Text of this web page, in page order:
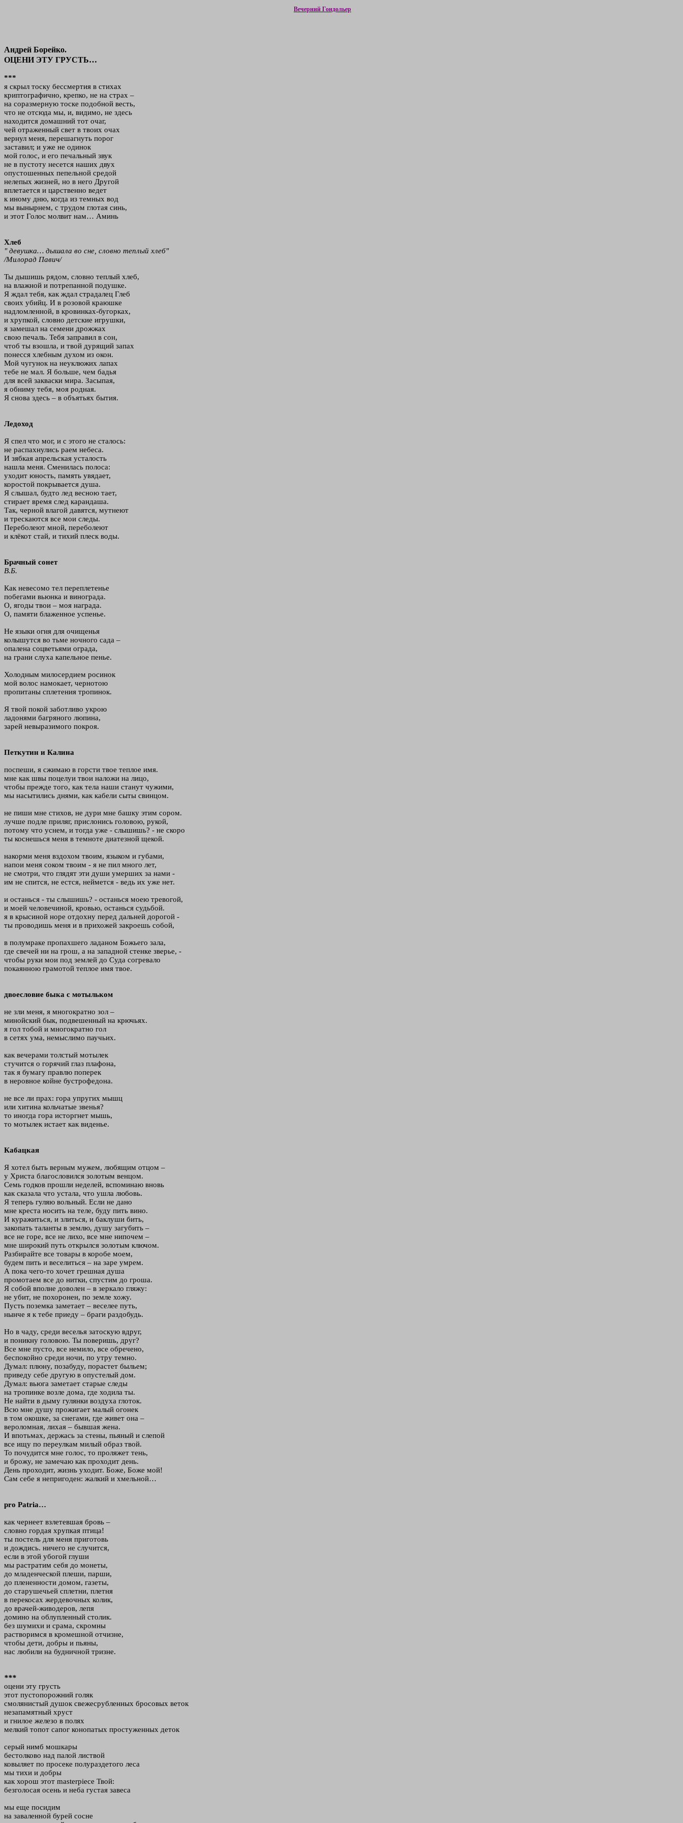
Вечерний Гондольер
Андрей Борейко.
ОЦЕНИ ЭТУ ГРУСТЬ…
***
я скрыл тоску бессмертия в стихах
криптографично, крепко, не на страх –
на соразмерную тоске подобной весть,
что не отсюда мы, и, видимо, не здесь
находится домашний тот очаг,
чей отраженный свет в твоих очах
вернул меня, перешагнуть порог
заставил; и уже не одинок
мой голос, и его печальный звук
не в пустоту несется наших двух
опустошенных пепельной средой
нелепых жизней, но в него Другой
вплетается и царственно ведет
к иному дню, когда из темных вод
мы вынырнем, с трудом глотая синь,
и этот Голос молвит нам… Аминь
Хлеб
" девушка… дышала во сне, словно теплый хлеб"
/Милорад Павич/
Ты дышишь рядом, словно теплый хлеб,
на влажной и потрепанной подушке.
Я ждал тебя, как ждал страдалец Глеб
своих убийц. И в розовой краюшке
надломленной, в кровинках-бугорках,
и хрупкой, словно детские игрушки,
я замешал на семени дрожжах
свою печаль. Тебя заправил в сон,
чтоб ты взошла, и твой дурящий запах
понесся хлебным духом из окон.
Мой чугунок на неуклюжих лапах
тебе не мал. Я больше, чем бадья
для всей закваски мира. Засыпая,
я обниму тебя, моя родная.
Я снова здесь – в объятьях бытия.
Ледоход
Я спел что мог, и с этого не сталось:
не распахнулись раем небеса.
И зябкая апрельская усталость
нашла меня. Сменилась полоса:
уходит юность, память увядает,
коростой покрывается душа.
Я слышал, будто лед весною тает,
стирает время след карандаша.
Так, черной влагой давятся, мутнеют
и трескаются все мои следы.
Переболеют мной, переболеют
и клёкот стай, и тихий плеск воды.
Брачный сонет
В.Б.
Как невесомо тел переплетенье
побегами вьюнка и винограда.
О, ягоды твои – моя награда.
О, памяти блаженное успенье.
Не языки огня для очищенья
колышутся во тьме ночного сада –
опалена соцветьями ограда,
на грани слуха капельное пенье.
Холодным милосердием росинок
мой волос намокает, чернотою
пропитаны сплетения тропинок.
Я твой покой заботливо укрою
ладонями багряного люпина,
зарей невыразимого покроя.
Петкутин и Калина
поспеши, я сжимаю в горсти твое теплое имя.
мне как швы поцелуи твои наложи на лицо,
чтобы прежде того, как тела наши станут чужими,
мы насытились днями, как кабели сыты свинцом.
не пиши мне стихов, не дури мне башку этим сором.
лучше подле приляг, прислонись головою, рукой,
потому что уснем, и тогда уже - слышишь? - не скоро
ты коснешься меня в темноте диатезной щекой.
накорми меня вздохом твоим, языком и губами,
напои меня соком твоим - я не пил много лет,
не смотри, что глядят эти души умерших за нами -
им не спится, не естся, неймется - ведь их уже нет.
и останься - ты слышишь? - останься моею тревогой,
и моей человечиной, кровью, останься судьбой.
я в крысиной норе отдохну перед дальней дорогой -
ты проводишь меня и в прихожей закроешь собой,
в полумраке пропахшего ладаном Божьего зала,
где свечей ни на грош, а на западной стенке зверье, -
чтобы руки мои под землей до Суда согревало
покаянною грамотой теплое имя твое.
двоесловие быка с мотыльком
не зли меня, я многократно зол –
минойский бык, подвешенный на крючьях.
я гол тобой и многократно гол
в сетях ума, немыслимо паучьих.
как вечерами толстый мотылек
стучится о горячий глаз плафона,
так я бумагу правлю поперек
в неровное койне бустрофедона.
не все ли прах: гора упругих мышц
или хитина кольчатые звенья?
то иногда гора исторгнет мышь,
то мотылек истает как виденье.
Кабацкая
Я хотел быть верным мужем, любящим отцом –
у Христа благословился золотым венцом.
Семь годков прошли неделей, вспоминаю вновь
как сказала что устала, что ушла любовь.
Я теперь гуляю вольный. Если не дано
мне креста носить на теле, буду пить вино.
И куражиться, и злиться, и баклуши бить,
закопать таланты в землю, душу загубить –
все не горе, все не лихо, все мне нипочем –
мне широкий путь открылся золотым ключом.
Разбирайте все товары в коробе моем,
будем пить и веселиться – на заре умрем.
А пока чего-то хочет грешная душа
промотаем все до нитки, спустим до гроша.
Я собой вполне доволен – в зеркало гляжу:
не убит, не похоронен, по земле хожу.
Пусть поземка заметает – веселее путь,
нынче я к тебе приеду – браги раздобудь.
Но в чаду, среди веселья затоскую вдруг,
и поникну головою. Ты поверишь, друг?
Все мне пусто, все немило, все обречено,
беспокойно среди ночи, по утру темно.
Думал: плюну, позабуду, порастет быльем;
приведу себе другую в опустелый дом.
Думал: вьюга заметает старые следы
на тропинке возле дома, где ходила ты.
Не найти в дыму гулянки воздуха глоток.
Всю мне душу прожигает малый огонек
в том окошке, за снегами, где живет она –
вероломная, лихая – бывшая жена.
И впотьмах, держась за стены, пьяный и слепой
все ищу по переулкам милый образ твой.
То почудится мне голос, то проляжет тень,
и брожу, не замечаю как проходит день.
День проходит, жизнь уходит. Боже, Боже мой!
Сам себе я непригоден: жалкий и хмельной…
pro Patria…
как чернеет взлетевшая бровь –
словно гордая хрупкая птица!
ты постель для меня приготовь
и дождись. ничего не случится,
если в этой убогой глуши
мы растратим себя до монеты,
до младенческой плеши, парши,
до плененности домом, газеты,
до старушечьей сплетни, плетня
в перекосах жердевочных колик,
до врачей-живодеров, лепя
домино на облупленный столик.
без шумихи и срама, скромны
растворимся в кромешной отчизне,
чтобы дети, добры и пьяны,
нас любили на будничной тризне.
***
оцени эту грусть
этот пустопорожний голяк
смолянистый душок свежесрубленных бросовых веток
незапамятный хруст
и гнилое железо в полях
мелкий топот сапог конопатых простуженных деток
серый нимб мошкары
бестолково над палой листвой
ковыляет по просеке полураздетого леса
мы тихи и добры
как хорош этот masterpiece Твой:
безголосая осень и неба густая завеса
мы еще посидим
на заваленной бурей сосне